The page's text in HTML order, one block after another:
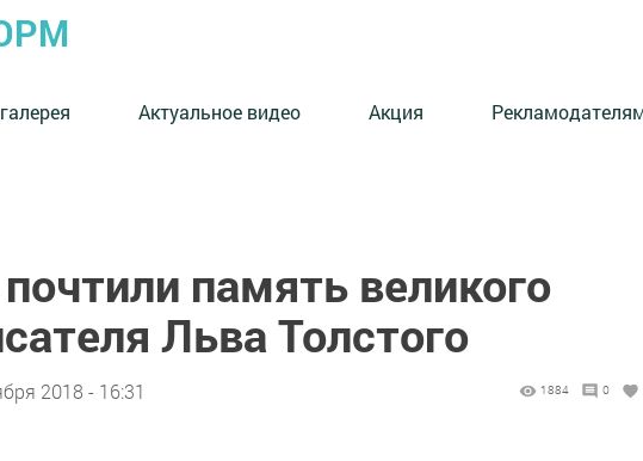
Актуальное видео Акция
память великого
Льва Толстого
2018 - 16:31 1884 0